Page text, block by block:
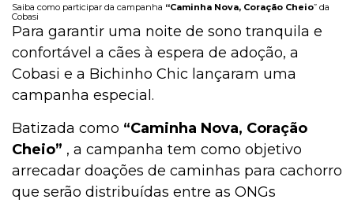
Institucional
Saiba como participar da campanha “Caminha Nova, Coração Cheio” da
Cobasi
Para garantir uma noite de sono tranquila e
confortável a cães à espera de adoção, a
Cobasi e a Bichinho Chic lançaram uma
campanha especial.
Batizada como “Caminha Nova, Coração
Cheio” , a campanha tem como objetivo
arrecadar doações de caminhas para cachorro
que serão distribuídas entre as ONGs